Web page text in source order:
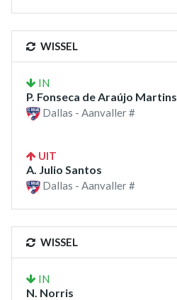
WISSEL
IN
P. Fonseca de Araújo Martins
Dallas - Aanvaller #
UIT
A. Julio Santos
Dallas - Aanvaller #
WISSEL
IN
N. Norris